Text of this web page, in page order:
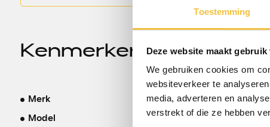
Toestemming
Deze website maakt
We gebruiken cookies om
websiteverkeer te
media, adverteren en
verstrekt of die ze hebben
Kenmerken
Merk Land Rover
Model Range Rover